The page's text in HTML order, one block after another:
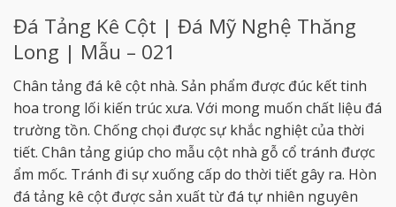
Đá Tảng Kê Cột | Đá Mỹ Nghệ Thăng
Long | Mẫu – 021
Chân tảng đá kê cột nhà. Sản phẩm được đúc kết tinh
hoa trong lối kiến trúc xưa. Với mong muốn chất liệu đá
trường tồn. Chống chọi được sự khắc nghiệt của thời
tiết. Chân tảng giúp cho mẫu cột nhà gỗ cổ tránh được
ẩm mốc. Tránh đi sự xuống cấp do thời tiết gây ra. Hòn
đá tảng kê cột được sản xuất từ đá tự nhiên nguyên